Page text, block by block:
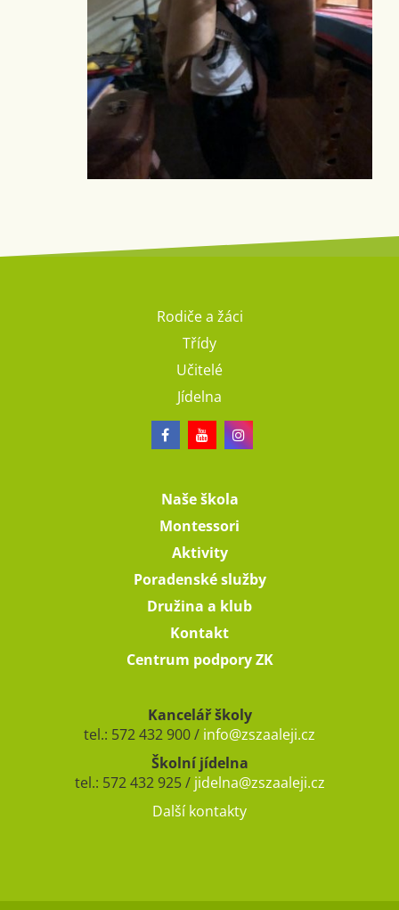
Rodiče a žáci
Třídy
Učitelé
Jídelna
Naše škola
Montessori
Aktivity
Poradenské služby
Družina a klub
Kontakt
Centrum podpory ZK
Kancelář školy
tel.: 572 432 900 / info@zszaaleji.cz
Školní jídelna
tel.: 572 432 925 / jidelna@zszaaleji.cz
Další kontakty